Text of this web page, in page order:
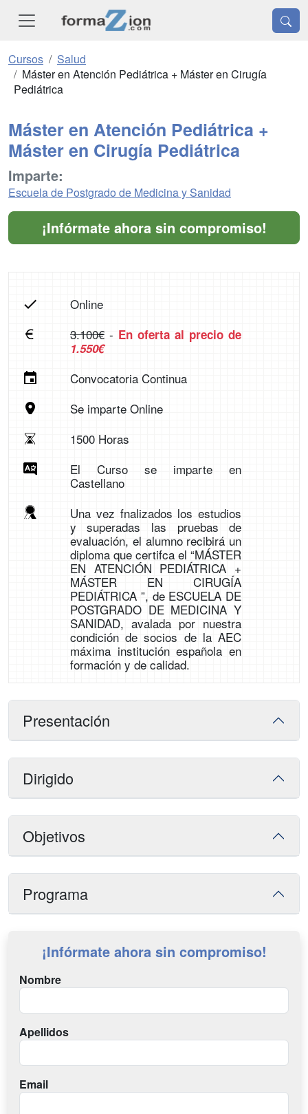
Cursos
Salud
Máster en Atención Pediátrica + Máster en Cirugía
Pediátrica
Máster en Atención Pediátrica +
Máster en Cirugía Pediátrica
Imparte:
Escuela de Postgrado de Medicina y Sanidad
¡Infórmate ahora sin compromiso!
Online
3.100€- En oferta al precio de
1.550€
Convocatoria Continua
Se imparte Online
1500 Horas
El Curso se imparte en
Castellano
Una vez fnalizados los estudios
y superadas las pruebas de
evaluación, el alumno recibirá un
diploma que certifca el “MÁSTER
EN ATENCIÓN PEDIÁTRICA +
MÁSTER EN CIRUGÍA
PEDIÁTRICA ”, de ESCUELA DE
POSTGRADO DE MEDICINA Y
SANIDAD, avalada por nuestra
condición de socios de la AEC
máxima institución española en
formación y de calidad.
Presentación
Dirigido
Objetivos
Programa
¡Infórmate ahora sin compromiso!
Nombre
Apellidos
Email